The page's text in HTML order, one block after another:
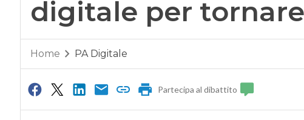
digitale per
Home PA Digitale
Partecipa al dibattito